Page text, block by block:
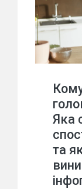
Яка
та